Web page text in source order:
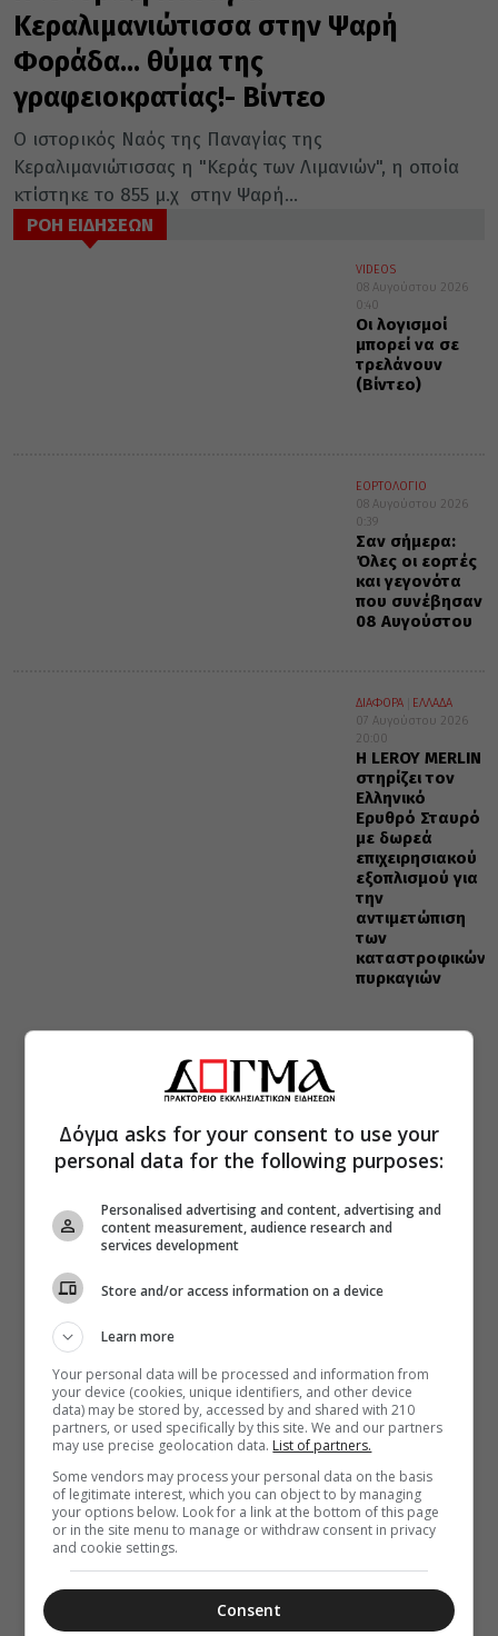
Κεραλιμανιώτισσα στην Ψαρή
Φοράδα… θύμα της
γραφειοκρατίας!- Βίντεο
Ο ιστορικός Ναός της Παναγίας της
Κεραλιμανιώτισσας η "Κεράς των Λιμανιών", η οποία
κτίστηκε το 855 μ.χ στην Ψαρή...
ΡΟΗ ΕΙΔΗΣΕΩΝ
VIDEOS
08 Αυγούστου 2026
0:40
Οι λογισμοί
μπορεί να σε
τρελάνουν
(Βίντεο)
ΕΟΡΤΟΛΟΓΙΟ
08 Αυγούστου 2026
0:39
Σαν σήμερα:
Όλες οι εορτές
και γεγονότα
που συνέβησαν
08 Αυγούστου
ΔΙΑΦΟΡΑ
ΕΛΛΑΔΑ
07 Αυγούστου 2026
20:00
Η LEROY MERLIN
στηρίζει τον
Ελληνικό
Ερυθρό Σταυρό
με δωρεά
επιχειρησιακού
εξοπλισμού για
την
αντιμετώπιση
των
καταστροφικών
πυρκαγιών
Δόγμα asks for your consent to use your
personal data for the following purposes:
Personalised advertising and content, advertising and
content measurement, audience research and
services development
Store and/or access information on a device
Learn more
Your personal data will be processed and information from
your device (cookies, unique identifiers, and other device
data) may be stored by, accessed by and shared with 210
partners, or used specifically by this site. We and our partners
may use precise geolocation data. List of partners.
Some vendors may process your personal data on the basis
of legitimate interest, which you can object to by managing
your options below. Look for a link at the bottom of this page
or in the site menu to manage or withdraw consent in privacy
and cookie settings.
Consent